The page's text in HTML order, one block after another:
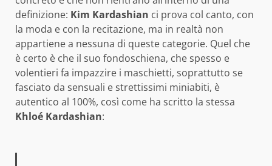
definizione: Kim Kardashian ci prova col canto, con
la moda e con la recitazione, ma in realtà non
appartiene a nessuna di queste categorie. Quel che
è certo è che il suo fondoschiena, che spesso e
volentieri fa impazzire i maschietti, soprattutto se
fasciato da sensuali e strettissimi miniabiti, è
autentico al 100%, così come ha scritto la stessa
Khloé Kardashian: